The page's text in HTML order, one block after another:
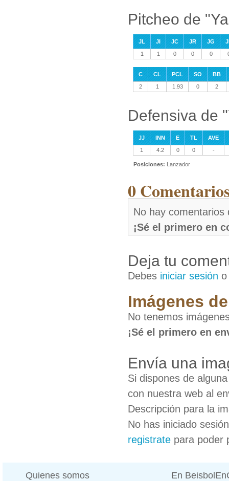
Pitcheo de
JL JI JC JR JG
1
1 0 0 0
C CL PCL SO
BB
2
1 1.93 0 2
Defensiva de
JJ INN E TL
AVE
1
4.2 0 0 -
Posiciones: Lanzador
0
No hay comentarios
¡Sé el primero en
Deja tu
Debes iniciar sesión
Imágenes
No tenemos
¡Sé el primero en
Envía una
Si dispones de
con nuestra web al
Descripción para la
No has iniciado
registrate para poder
Quienes somos En